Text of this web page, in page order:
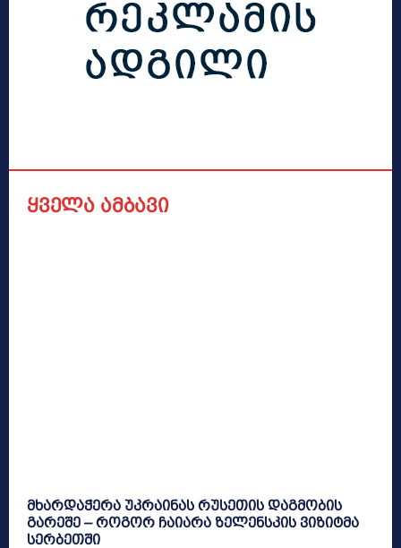
ყველა ამბავი
მხარდაჭერა უკრაინას რუსეთის დაგმობის
გარეშე – როგორ ჩაიარა ზელენსკის ვიზიტმა
სერბეთში